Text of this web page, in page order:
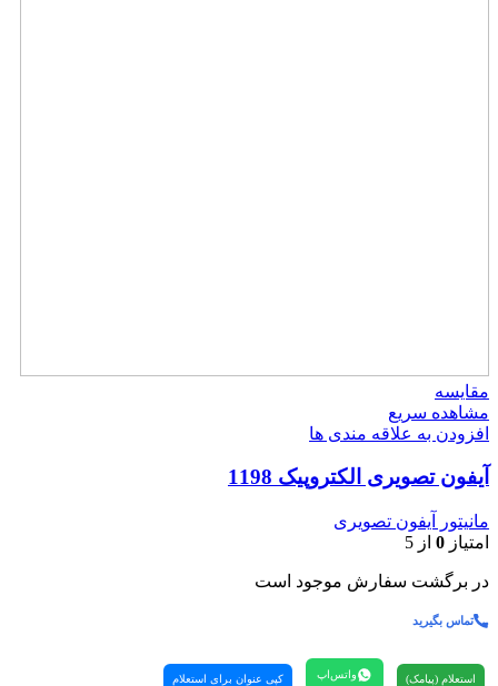
مقایسه
مشاهده سریع
افزودن به علاقه مندی ها
آیفون تصویری الکتروپیک 1198
مانیتور آیفون تصویری
امتیاز 0 از 5
در برگشت سفارش موجود است
تماس بگیرید
استعلام (پیامک) واتس‌اپ کپی عنوان برای استعلام